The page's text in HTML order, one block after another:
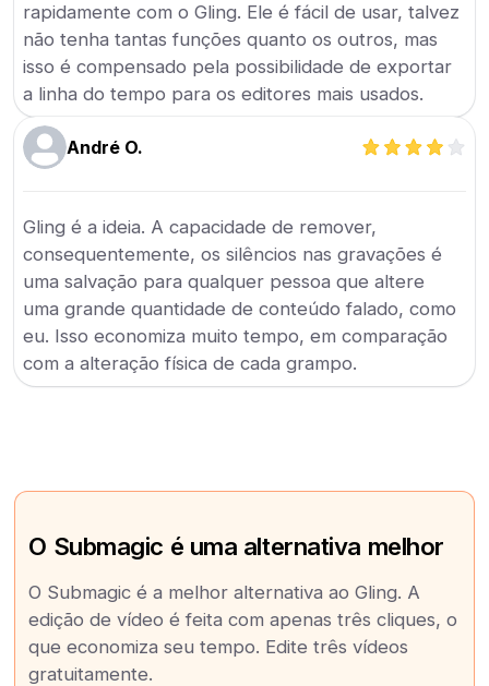
rapidamente com o Gling. Ele é fácil de usar, talvez
não tenha tantas funções quanto os outros, mas
isso é compensado pela possibilidade de exportar
a linha do tempo para os editores mais usados.
André O.
Gling é a ideia. A capacidade de remover,
consequentemente, os silêncios nas gravações é
uma salvação para qualquer pessoa que altere
uma grande quantidade de conteúdo falado, como
eu. Isso economiza muito tempo, em comparação
com a alteração física de cada grampo.
O Submagic é uma alternativa melhor
O Submagic é a melhor alternativa ao Gling. A
edição de vídeo é feita com apenas três cliques, o
que economiza seu tempo. Edite três vídeos
gratuitamente.